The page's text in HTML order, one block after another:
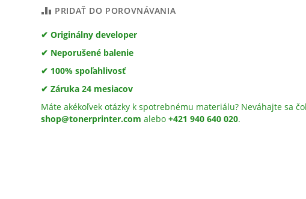
PRIDAŤ DO POROVNÁVANIA
✔ Originálny developer
✔ Neporušené balenie
✔ 100% spoľahlivosť
✔ Záruka 24 mesiacov
Máte akékoľvek otázky k spotrebnému materiálu? Neváhajte sa
shop@tonerprinter.com alebo +421 940 640 020.